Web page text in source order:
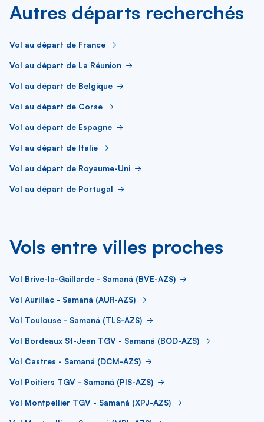
Autres départs recherchés
Vol au départ de France
Vol au départ de La Réunion
Vol au départ de Belgique
Vol au départ de Corse
Vol au départ de Espagne
Vol au départ de Italie
Vol au départ de Royaume-Uni
Vol au départ de Portugal
Vols entre villes proches
Vol Brive-la-Gaillarde - Samaná (BVE-AZS)
Vol Aurillac - Samaná (AUR-AZS)
Vol Toulouse - Samaná (TLS-AZS)
Vol Bordeaux St-Jean TGV - Samaná (BOD-AZS)
Vol Castres - Samaná (DCM-AZS)
Vol Poitiers TGV - Samaná (PIS-AZS)
Vol Montpellier TGV - Samaná (XPJ-AZS)